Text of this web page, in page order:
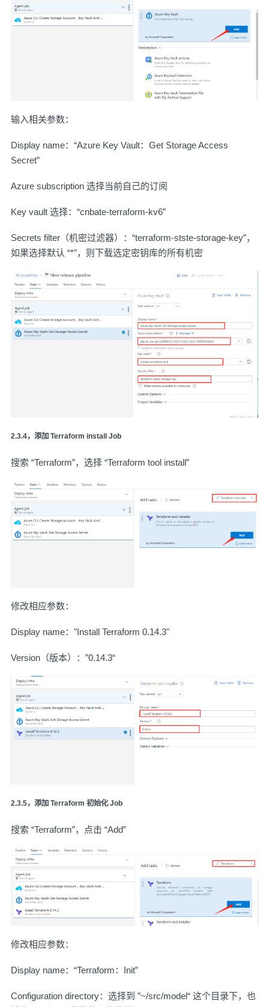
输入相关参数：
Display name：“Azure Key Vault：Get Storage Access
Secret”
Azure subscription 选择当前自己的订阅
Key vault 选择：“cnbate-terraform-kv6”
Secrets filter（机密过滤器）：“terraform-stste-storage-key”，
如果选择默认 “*”，则下载选定密钥库的所有机密
2.3.4，添加 Terraform install Job
搜索 “Terraform”，选择 “Terraform tool install”
修改相应参数：
Display name："Install Terraform 0.14.3"
Version（版本）：”0.14.3“
2.3.5，添加 Terraform 初始化 Job
搜索 “Terraform”，点击 “Add”
修改相应参数：
Display name：“Terraform：Init”
Configuration directory：选择到 ”~/src/model“ 这个目录下，也